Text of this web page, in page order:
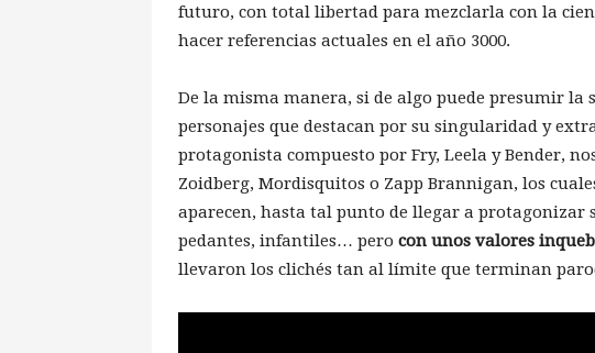
futuro, con total libertad para mezclarla con la
hacer referencias actuales en el año 3000.
De la misma manera, si de algo puede presumir la
personajes que destacan por su singularidad y
protagonista compuesto por Fry, Leela y Bender,
Zoidberg, Mordisquitos o Zapp Brannigan, los
aparecen, hasta tal punto de llegar a protagonizar
pedantes, infantiles… pero con unos valores
llevaron los clichés tan al límite que terminan